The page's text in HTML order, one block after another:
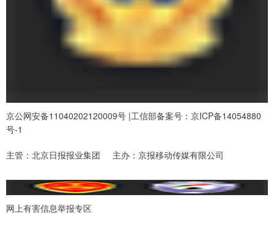
京公网安备11040202120009号 |工信部备案号：京ICP备14054880
号-1
主管：北京日报报业集团 主办：京报移动传媒有限公司
网上有害信息举报专区